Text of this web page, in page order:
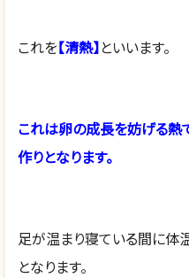
これを【清熱】といいます。
これは卵の成長を妨げる熱
作りとなります。
足が温まり寝ている間に体
となります。